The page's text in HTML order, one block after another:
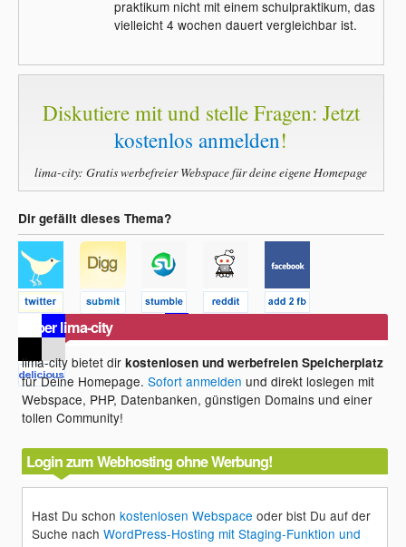
praktikum nicht mit einem schulpraktikum, das
vielleicht 4 wochen dauert vergleichbar ist.
Diskutiere mit und stelle Fragen: Jetzt
kostenlos anmelden!
lima-city: Gratis werbefreier Webspace für deine eigene Homepage
Dir gefällt dieses Thema?
Über lima-city
lima-city bietet dirkostenlosen und werbefreien Speicherplatz
für Deine Homepage.Sofort anmelden und direkt loslegen mit
Webspace, PHP, Datenbanken, günstigen Domains und einer
tollen Community!
Login zum Webhosting ohne Werbung!
Hast Du schonkostenlosen Webspace oder bist Du auf der
Suche nachWordPress-Hosting mit Staging-Funktion und